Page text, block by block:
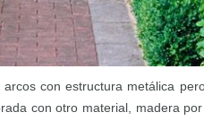
con estructura metálica
con otro material, madera